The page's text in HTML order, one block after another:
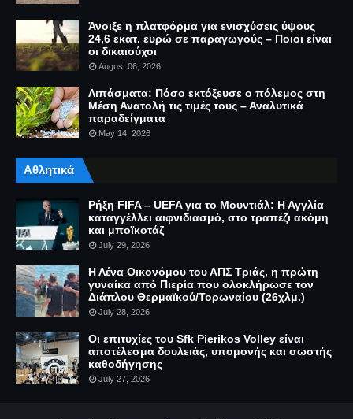
Άνοιξε η πλατφόρμα για ενισχύσεις ύψους
24,6 εκατ. ευρώ σε παραγωγούς – Ποιοι είναι
οι δικαιούχοι
August 06, 2026
Λιπάσματα: Πόσο εκτόξευσε ο πόλεμος στη
Μέση Ανατολή τις τιμές τους – Αναλυτικά
παραδείγματα
May 14, 2026
Αθλητικά
Ρήξη FIFA – UEFA για το Μουντιάλ: Η Αγγλία
καταγγέλλει αιφνιδιασμό, στο τραπέζι ακόμη
και μποϊκοτάζ
July 29, 2026
Η Λένα Οικονόμου του ΑΠΣ Τριάς, η πρώτη
γυναίκα από Πιερία που ολοκλήρωσε τον
Διάπλου Θερμαϊκού/Τορωναίου (26χλμ.)
July 28, 2026
Οι επιτυχίες του Sfk Pierikos Volley είναι
αποτέλεσμα δουλειάς, υπομονής και σωστής
καθοδήγησης
July 27, 2026